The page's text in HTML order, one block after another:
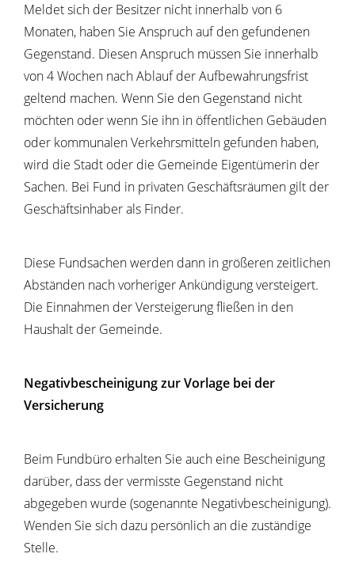
Meldet sich der Besitzer nicht innerhalb von 6
Monaten, haben Sie Anspruch auf den gefundenen
Gegenstand. Diesen Anspruch müssen Sie innerhalb
von 4 Wochen nach Ablauf der Aufbewahrungsfrist
geltend machen. Wenn Sie den Gegenstand nicht
möchten oder wenn Sie ihn in öffentlichen Gebäuden
oder kommunalen Verkehrsmitteln gefunden haben,
wird die Stadt oder die Gemeinde Eigentümerin der
Sachen. Bei Fund in privaten Geschäftsräumen gilt der
Geschäftsinhaber als Finder.
Diese Fundsachen werden dann in größeren zeitlichen
Abständen nach vorheriger Ankündigung versteigert.
Die Einnahmen der Versteigerung fließen in den
Haushalt der Gemeinde.
Negativbescheinigung zur Vorlage bei der
Versicherung
Beim Fundbüro erhalten Sie auch eine Bescheinigung
darüber, dass der vermisste Gegenstand nicht
abgegeben wurde (sogenannte Negativbescheinigung).
Wenden Sie sich dazu persönlich an die zuständige
Stelle.